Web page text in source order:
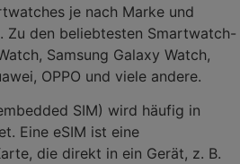
je nach Marke und
Zu den beliebtesten Smartwatch-
Samsung Galaxy Watch,
OPPO und viele andere.
SIM) wird häufig in
Eine eSIM ist eine
die direkt in ein Gerät, z. B.